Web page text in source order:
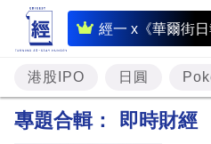
經一 x《華爾街日
即
時
財
經
港股IPO 日圓
專題合輯： 即時財經